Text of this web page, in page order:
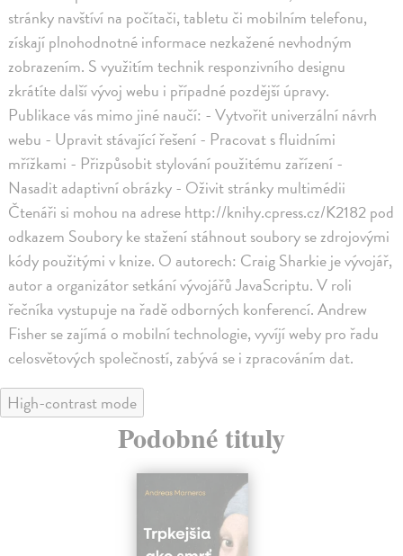
stránky navštíví na počítači, tabletu či mobilním telefonu,
získají plnohodnotné informace nezkažené nevhodným
zobrazením. S využitím technik responzivního designu
zkrátíte další vývoj webu i případné pozdější úpravy.
Publikace vás mimo jiné naučí: - Vytvořit univerzální návrh
webu - Upravit stávající řešení - Pracovat s fluidními
mřížkami - Přizpůsobit stylování použitému zařízení -
Nasadit adaptivní obrázky - Oživit stránky multimédii
Čtenáři si mohou na adrese http://knihy.cpress.cz/K2182 pod
odkazem Soubory ke stažení stáhnout soubory se zdrojovými
kódy použitými v knize. O autorech: Craig Sharkie je vývojář,
autor a organizátor setkání vývojářů JavaScriptu. V roli
řečníka vystupuje na řadě odborných konferencí. Andrew
Fisher se zajímá o mobilní technologie, vyvíjí weby pro řadu
celosvětových společností, zabývá se i zpracováním dat.
High-contrast mode
Podobné tituly